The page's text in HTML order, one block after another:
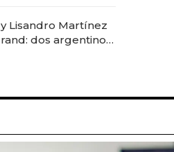
premium"
Lisandro Martínez
dos argentinos